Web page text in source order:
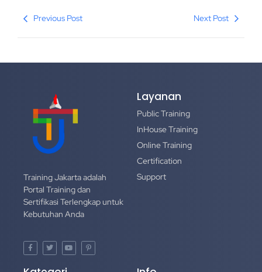
Previous Post Next Post
Training Jakarta adalah
Portal Training dan
Sertifikasi Terlengkap untuk
Kebutuhan Anda
Layanan
Public Training
InHouse Training
Online Training
Certification
Support